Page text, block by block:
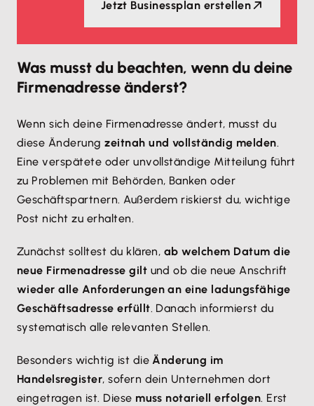
Jetzt Businessplan erstellen
Was musst du beachten, wenn du deine
Firmenadresse änderst?
Wenn sich deine Firmenadresse ändert, musst du
diese Änderungzeitnah und vollständig melden.
Eine verspätete oder unvollständige Mitteilung führt
zu Problemen mit Behörden, Banken oder
Geschäftspartnern. Außerdem riskierst du, wichtige
Post nicht zu erhalten.
Zunächst solltest du klären, ab welchem Datum die
neue Firmenadresse gilt und ob die neue Anschrift
wieder alle Anforderungen an eine ladungsfähige
Geschäftsadresse erfüllt. Danach informierst du
systematisch alle relevanten Stellen.
Besonders wichtig ist dieÄnderung im
Handelsregister, sofern dein Unternehmen dort
eingetragen ist. Diese muss notariell erfolgen. Erst